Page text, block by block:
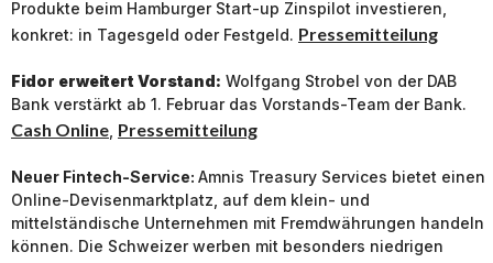
Produkte beim Hamburger Start-up Zinspilot investieren,
konkret: in Tagesgeld oder Festgeld. Pressemitteilung
Fidor erweitert Vorstand: Wolfgang Strobel von der DAB
Bank verstärkt ab 1. Februar das Vorstands-Team der Bank.
Cash Online Pressemitteilung
Neuer Fintech-Service: Amnis Treasury Services bietet einen
Online-Devisenmarktplatz, auf dem klein- und
mittelständische Unternehmen mit Fremdwährungen handeln
können. Die Schweizer werben mit besonders niedrigen